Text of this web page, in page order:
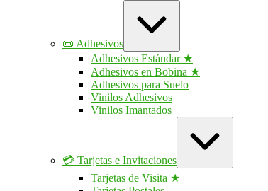
📜 Adhesivos
Adhesivos Estándar ★
Adhesivos en Bobina ★
Adhesivos para Suelo
Vinilos Adhesivos
Vinilos Imantados
💳 Tarjetas e Invitaciones
Tarjetas de Visita ★